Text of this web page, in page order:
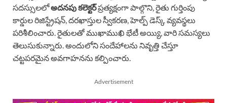
సదస్సులలోఅదనపు కలెక్టర్ప్రత్యక్షంగా పాల్గొని, రైతు గుర్తింపు
కార్డుల రిజిస్ట్రేషన్, దరఖాస్తుల స్వీకరణ, హెల్ప్ డెస్క్ వ్యవస్థలు
పరిశీలించారు. రైతులతో ముఖాముఖి భేటీ అయ్యి, వారి సమస్యలు
తెలుసుకున్నారు. అందులోని సందేహాలను నివృత్తి చేస్తూ
చట్టపరమైన అవగాహనను కల్పించారు.
Advertisement